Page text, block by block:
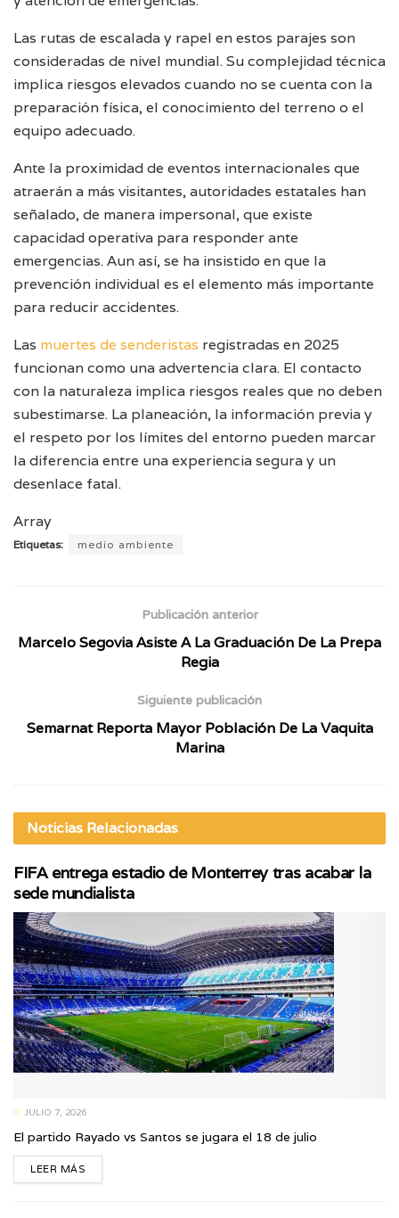
Las rutas de escalada y rapel en estos parajes son
consideradas de nivel mundial. Su complejidad técnica
implica riesgos elevados cuando no se cuenta con la
preparación física, el conocimiento del terreno o el
equipo adecuado.
Ante la proximidad de eventos internacionales que
atraerán a más visitantes, autoridades estatales han
señalado, de manera impersonal, que existe
capacidad operativa para responder ante
emergencias. Aun así, se ha insistido en que la
prevención individual es el elemento más importante
para reducir accidentes.
Las muertes de senderistas registradas en 2025
funcionan como una advertencia clara. El contacto
con la naturaleza implica riesgos reales que no deben
subestimarse. La planeación, la información previa y
el respeto por los límites del entorno pueden marcar
la diferencia entre una experiencia segura y un
desenlace fatal.
Array
Etiquetas: medio ambiente
Publicación anterior
Marcelo Segovia Asiste A La Graduación De La Prepa
Regia
Siguiente publicación
Semarnat Reporta Mayor Población De La Vaquita
Marina
Noticias Relacionadas
FIFA entrega estadio de Monterrey tras acabar la
sede mundialista
JULIO 7, 2026
El partido Rayado vs Santos se jugara el 18 de julio
LEER MÁS